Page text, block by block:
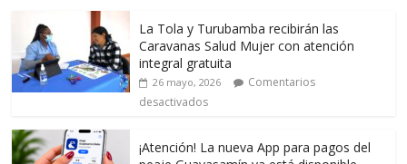
La Tola y Turubamba recibirán las
Caravanas Salud Mujer con atención
integral gratuita
26 mayo, 2026
Comentarios
desactivados
¡Atención! La nueva App para pagos del